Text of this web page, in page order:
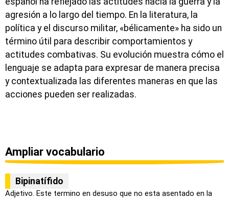
agresión a lo largo del tiempo. En la literatura, la
política y el discurso militar, «bélicamente» ha sido un
término útil para describir comportamientos y
actitudes combativas. Su evolución muestra cómo el
lenguaje se adapta para expresar de manera precisa
y contextualizada las diferentes maneras en que las
acciones pueden ser realizadas.
Ampliar vocabulario
Bipinatífido
Adjetivo. Este termino en desuso que no esta asentado en la